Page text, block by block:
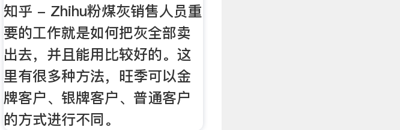
知乎 - Zhihu粉煤灰销售人员重
要的工作就是如何把灰全部卖
出去，并且能用比较好的。这
里有很多种方法，旺季可以金
牌客户、银牌客户、普通客户
的方式进行不同。